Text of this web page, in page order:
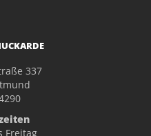
337
Freitag